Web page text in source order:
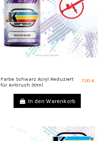
Farbe Schwarz Acryl Reduziert
für Airbrush 30ml
7,00 €
In den Warenkorb